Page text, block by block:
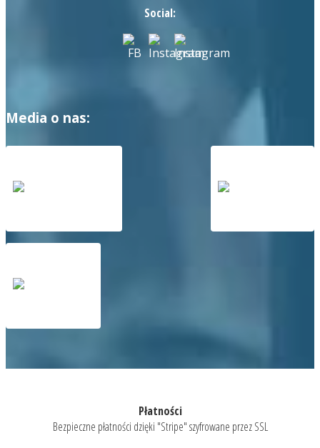
Social:
Media o nas:
Płatności
Bezpieczne płatności dzięki "Stripe" szyfrowane przez SSL